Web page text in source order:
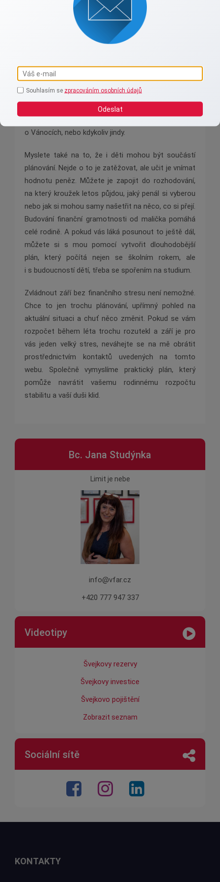
Poučit se z náročného období a nastavit si
jednoduchá, ale funkční pravidla, je to nejlepší, co
pro své finance můžete udělat. Prvním krokem je
být žádná složitá tabulka, stačí přehled o příjmech
a pravidelných výdajích. Díky tomu budete mít
jasnější představu, kolik peněz můžete měsíčně
odkládat stranou. A právě tato malá rezerva vám
dokáže v budoucnu výrazně ulevit, ať už v září,
o Vánocích, nebo kdykoliv jindy.
Myslete také na to, že i děti mohou být součástí
plánování. Nejde o to je zatěžovat, ale učit je vnímat
hodnotu peněz. Můžete je zapojit do rozhodování,
na který kroužek letos půjdou, jaký penál si vyberou
nebo jak si mohou samy našetřit na něco, co si přejí.
Budování finanční gramotnosti od malička pomáhá
celé rodině. A pokud vás láká posunout to ještě dál,
můžete si s mou pomocí vytvořit dlouhodobější
plán, který počítá nejen se školním rokem, ale
i s budoucností dětí, třeba se spořením na studium.
Zvládnout září bez finančního stresu není nemožné.
Chce to jen trochu plánování, upřímný pohled na
aktuální situaci a chuť něco změnit. Pokud se vám
rozpočet během léta trochu rozutekl a září je pro
vás jeden velký stres, neváhejte se na mě obrátit
prostřednictvím kontaktů uvedených na tomto
webu. Společně vymyslíme praktický plán, který
pomůže navrátit vašemu rodinnému rozpočtu
stabilitu a vaší duši klid.
Bc. Jana Studýnka
Limit je nebe
info@vfar.cz
+420 777 947 337
Videotipy
Švejkovy rezervy
Švejkovy investice
Švejkovo pojištění
Zobrazit seznam
Sociální sítě
KONTAKTY
Souhlasím se zpracováním osobních údajů
Odeslat